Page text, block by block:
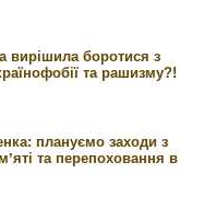
вирішила боротися з
та рашизму?!
плануємо заходи з
та перепоховання в